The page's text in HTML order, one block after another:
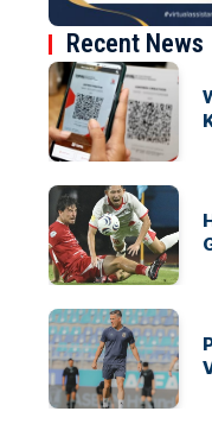
Recent News